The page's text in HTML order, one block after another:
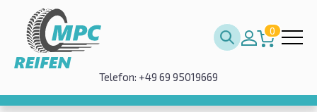
0
Telefon: +49 69 95019669